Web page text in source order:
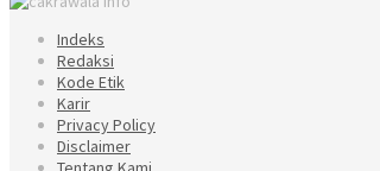
Indeks
Redaksi
Kode Etik
Karir
Privacy Policy
Disclaimer